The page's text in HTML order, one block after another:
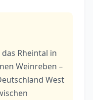
Rheintal in
Weinreben –
West